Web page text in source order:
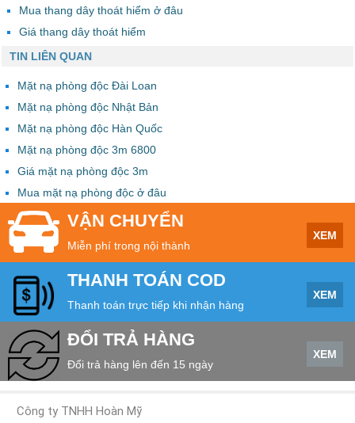
Mua thang dây thoát hiểm ở đâu
Giá thang dây thoát hiểm
TIN LIÊN QUAN
Mặt nạ phòng độc Đài Loan
Mặt nạ phòng độc Nhật Bản
Mặt nạ phòng độc Hàn Quốc
Mặt nạ phòng độc 3m 6800
Giá mặt nạ phòng độc 3m
Mua mặt nạ phòng độc ở đâu
VẬN CHUYỂN
Miễn phí trong nội thành
XEM
THANH TOÁN COD
Thanh toán trực tiếp khi nhận hàng
XEM
ĐỔI TRẢ HÀNG
Đổi trả hàng lên đến 15 ngày
XEM
Công ty TNHH Hoàn Mỹ